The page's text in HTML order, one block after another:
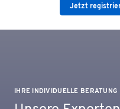
Jetzt
IHRE INDIVIDUELLE BERATUNG